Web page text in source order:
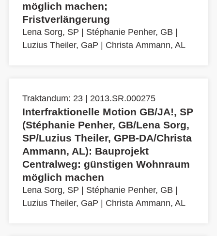
möglich machen;
Fristverlängerung
Lena Sorg, SP Stéphanie Penher, GB
Luzius Theiler, GaP
Christa Ammann, AL
Traktandum: 23 | 2013.SR.000275
Interfraktionelle Motion GB/JA!, SP
(Stéphanie Penher, GB/Lena Sorg,
SP/Luzius Theiler, GPB-DA/Christa
Ammann, AL): Bauprojekt
Centralweg: günstigen Wohnraum
möglich machen
Lena Sorg, SP Stéphanie Penher, GB
Luzius Theiler, GaP
Christa Ammann, AL